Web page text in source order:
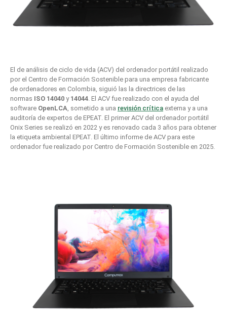
El de análisis de ciclo de vida (ACV) del ordenador portátil realizado
por el Centro de Formación Sostenible para una empresa fabricante
de ordenadores en Colombia, siguió las la directrices de las
normas ISO 14040 y14044 . El ACV fue realizado con el ayuda del
software OpenLCA , sometido a una revisión crítica externa y a una
auditoría de expertos de EPEAT. El primer ACV del ordenador portátil
Onix Series se realizó en 2022 y es renovado cada 3 años para obtener
la etiqueta ambiental EPEAT. El último informe de ACV para este
ordenador fue realizado por Centro de Formación Sostenible en 2025.